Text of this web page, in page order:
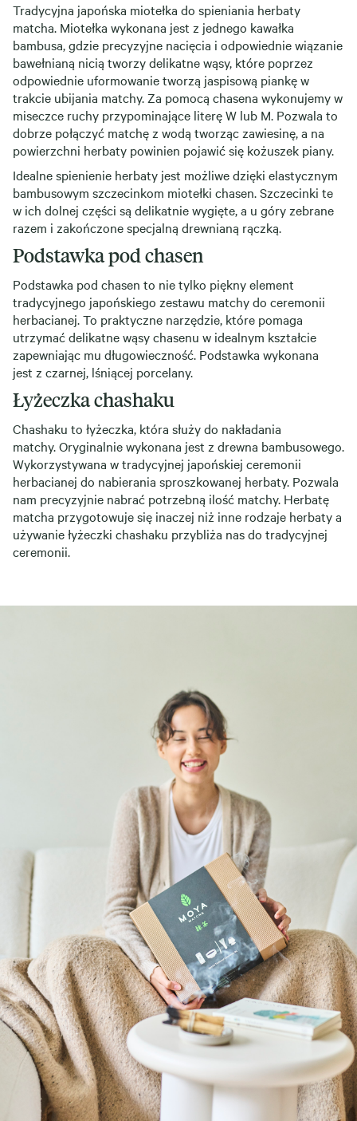
Tradycyjna japońska miotełka do spieniania herbaty
matcha. Miotełka wykonana jest z jednego kawałka
bambusa, gdzie precyzyjne nacięcia i odpowiednie wiązanie
bawełnianą nicią tworzy delikatne wąsy, które poprzez
odpowiednie uformowanie tworzą jaspisową piankę w
trakcie ubijania matchy. Za pomocą chasena wykonujemy w
miseczce ruchy przypominające literę W lub M. Pozwala to
dobrze połączyć matchę z wodą tworząc zawiesinę, a na
powierzchni herbaty powinien pojawić się kożuszek piany.
Idealne spienienie herbaty jest możliwe dzięki elastycznym
bambusowym szczecinkom miotełki chasen. Szczecinki te
w ich dolnej części są delikatnie wygięte, a u góry zebrane
razem i zakończone specjalną drewnianą rączką.
Podstawka pod chasen
Podstawka pod chasen to nie tylko piękny element
tradycyjnego japońskiego zestawu matchy do ceremonii
herbacianej. To praktyczne narzędzie, które pomaga
utrzymać delikatne wąsy chasenu w idealnym kształcie
zapewniając mu długowieczność. Podstawka wykonana
jest z czarnej, lśniącej porcelany.
Łyżeczka chashaku
Chashaku to łyżeczka, która służy do nakładania
matchy. Oryginalnie wykonana jest z drewna bambusowego.
Wykorzystywana w tradycyjnej japońskiej ceremonii
herbacianej do nabierania sproszkowanej herbaty. Pozwala
nam precyzyjnie nabrać potrzebną ilość matchy. Herbatę
matcha przygotowuje się inaczej niż inne rodzaje herbaty a
używanie łyżeczki chashaku przybliża nas do tradycyjnej
ceremonii.